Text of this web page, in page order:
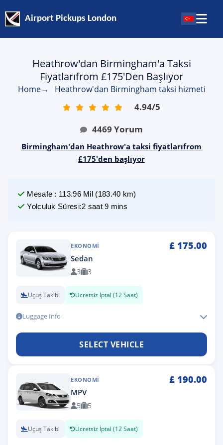
Airport Pickups London
Heathrow'dan Birmingham'a Taksi
Fiyatlarıfrom £175'den Başlıyor
Home→ Heathrow'dan Birmingham taksi hizmeti
4.94/5
4469 Yorum
Birmingham'dan Heathrow'a taksi fiyatlarıfrom
£175'den başlıyor
Mesafe : 113.96 Mil (183.40 km)
Yolculuk Süresi:2 saat 9 mins
EKONOMI £ 175.00
Sedan
3 3
Uçuş Takibi Ücretsiz İptal (12 Saat)
Luggage Info
SELECT VEHICLE
EKONOMI £ 190.00
MPV
5 5
Uçuş Takibi Ücretsiz İptal (12 Saat)